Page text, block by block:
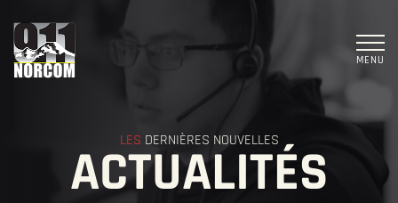
MENU
LES DERNIÈRES NOUVELLES
ACTUALITÉS